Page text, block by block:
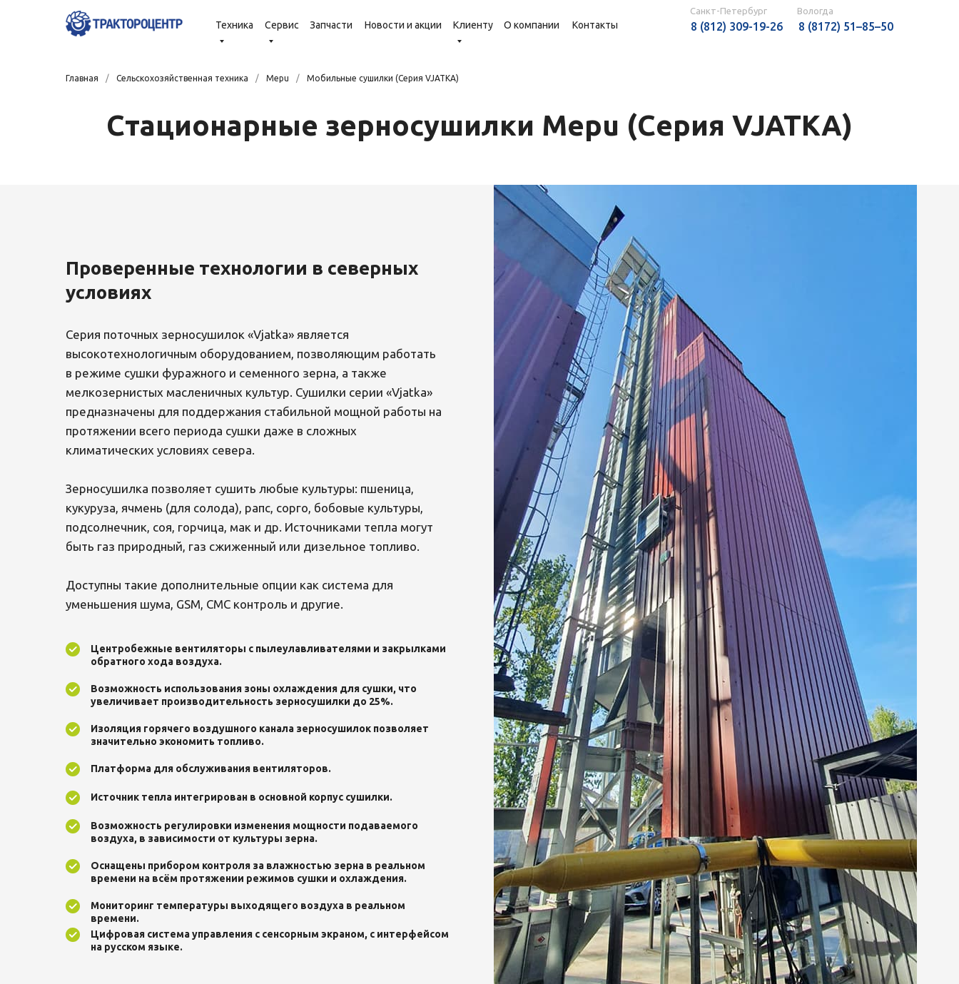
Техника Сервис Запчасти Новости и акции Клиенту О компании Контакты 8 (812) 309-19-26
Санкт-Петербург
8 (8172) 51–85–50
Вологда
Главная / Сельскохозяйственная техника / Mepu / Мобильные сушилки (Серия VJATKA)
Стационарные зерносушилки Mepu (Серия VJATKA)
Проверенные технологии в северных
условиях
Серия поточных зерносушилок «Vjatka» является
высокотехнологичным оборудованием, позволяющим работать
в режиме сушки фуражного и семенного зерна, а также
мелкозернистых масленичных культур. Сушилки серии «Vjatka»
предназначены для поддержания стабильной мощной работы на
протяжении всего периода сушки даже в сложных
климатических условиях севера.
Зерносушилка позволяет сушить любые культуры: пшеница,
кукуруза, ячмень (для солода), рапс, сорго, бобовые культуры,
подсолнечник, соя, горчица, мак и др. Источниками тепла могут
быть газ природный, газ сжиженный или дизельное топливо.
Доступны такие дополнительные опции как система для
уменьшения шума, GSM, СМС контроль и другие.
Центробежные вентиляторы с пылеулавливателями и закрылками
обратного хода воздуха.
Возможность использования зоны охлаждения для сушки, что
увеличивает производительность зерносушилки до 25%.
Изоляция горячего воздушного канала зерносушилок позволяет
значительно экономить топливо.
Платформа для обслуживания вентиляторов.
Источник тепла интегрирован в основной корпус сушилки.
Возможность регулировки изменения мощности подаваемого
воздуха, в зависимости от культуры зерна.
Оснащены прибором контроля за влажностью зерна в реальном
времени на всём протяжении режимов сушки и охлаждения.
Мониторинг температуры выходящего воздуха в реальном
времени.
Цифровая система управления с сенсорным экраном, с интерфейсом
на русском языке.